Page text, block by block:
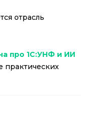
отрасль
про 1С:УНФ и ИИ